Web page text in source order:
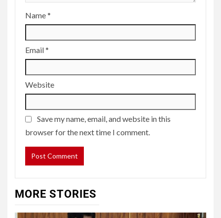
Name*
Email*
Website
Save my name, email, and website in this
browser for the next time I comment.
MORE STORIES